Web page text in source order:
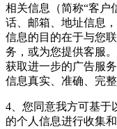
相关信息（简称“客户
话、邮箱、地址信息
信息的目的在于与您
务，或为您提供客服
获取进一步的广告服
信息真实、准确、完整
4、您同意我方可基于
的个人信息进行收集